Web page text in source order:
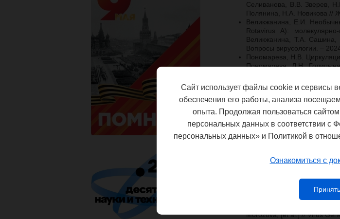
Селиванова, В.В. Зверев,
Полянина, Н.А. Новикова //
Великжанина, Е.И.
Rotavirus A):
Великжанина, Т.А.
Вопросы вирусологии. –
Пономарева, Н.В.
Пономарева, Л.Н.
Троценко, Н.А. Новикова //
С. 28–32.
Кашников, А.Ю. О природе
Вавиловский журнал
Sashina, T.A. Detection and
Nizhny Novgorod in the
Epifanova, N.A. Novikova //
Romanenkova, N.I.
Solution / N.I.
Kanaeva, A.V. Leonov ,
Акимкин, В.Г. COVID-19:
геновариантов вируса
2022. –Т. 99, № 4. – С.
Epifanova, N.V. An
diarrhea in children in
Morozova, [et al.] // Virus
Сайт использует файлы cookie и сервисы
обеспечения его работы, анализа
опыта. Продолжая пользоваться
персональных данных в соответствии
персональных данных» и Политикой в
Ознакомиться с
Принять